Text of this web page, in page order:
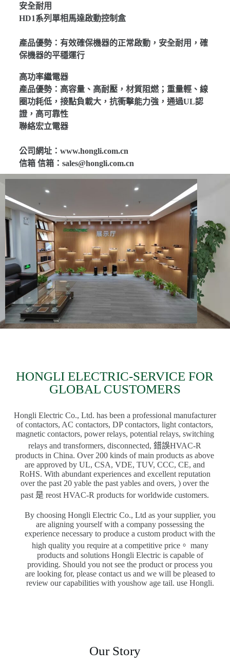
安全耐用
HD1系列單相馬達啟動控制盒
產品優勢：有效確保機器的正常啟動，安全耐用，確
保機器的平穩運行
高功率繼電器
產品優勢：高容量、高耐壓，材質阻燃；重量輕、線
圈功耗低，接點負載大，抗衝擊能力強，通過UL認
證，高可靠性
聯絡宏立電器
公司網址：www.hongli.com.cn
信箱 信箱：sales@hongli.com.cn
HONGLI ELECTRIC-SERVICE FOR
GLOBAL CUSTOMERS
Hongli Electric Co., Ltd. has been a professional manufacturer
of contactors, AC contactors, DP contactors, light contactors,
magnetic contactors, power relays, potential relays, switching
relays and transformers, disconnected, 錯誤HVAC-R
products in China. Over 200 kinds of main products as above
are approved by UL, CSA, VDE, TUV, CCC, CE, and
RoHS. With abundant experiences and excellent reputation
over the past 20 yable the past yables and overs, ) over the
past 是 reost HVAC-R products for worldwide customers.
By choosing Hongli Electric Co., Ltd as your supplier, you
are aligning yourself with a company possessing the
experience necessary to produce a custom product with the
high quality you require at a competitive price。 many
products and solutions Hongli Electric is capable of
providing. Should you not see the product or process you
are looking for, please contact us and we will be pleased to
review our capabilities with youshow age tail. use Hongli.
Our Story